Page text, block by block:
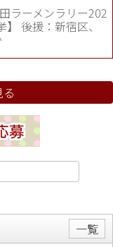
ラーメンラリー202
後援：新宿区、
一覧